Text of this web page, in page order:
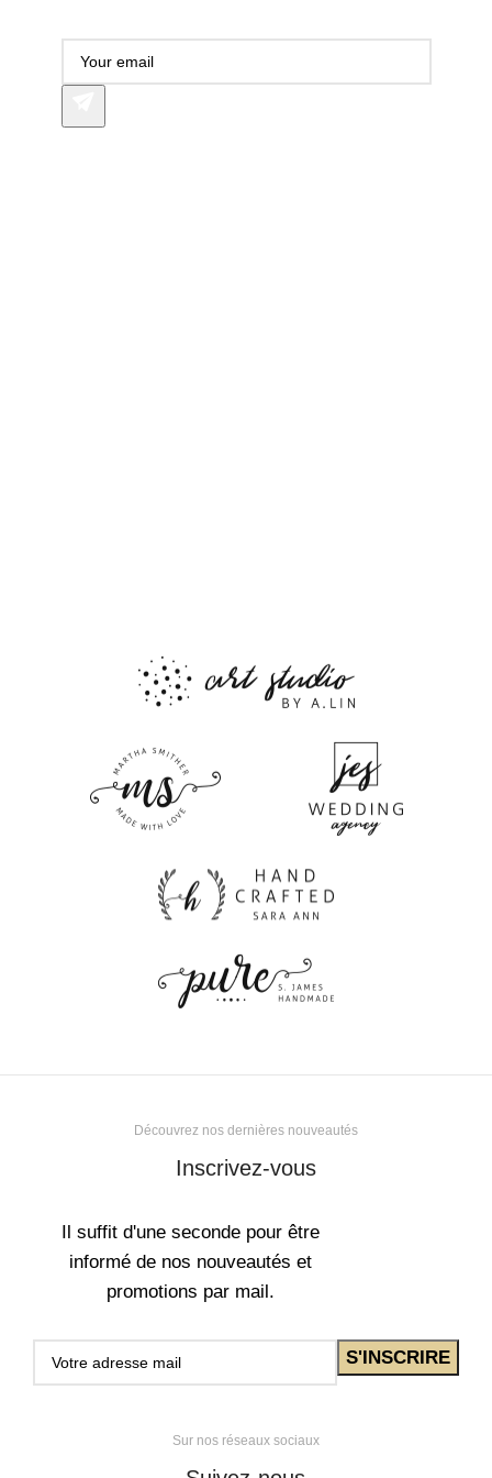
Découvrez nos dernières nouveautés
Inscrivez-vous
Il suffit d'une seconde pour être
informé de nos nouveautés et
promotions par mail.
Sur nos réseaux sociaux